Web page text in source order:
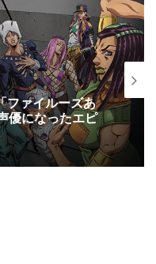
ファイルーズあ
優になったエピ